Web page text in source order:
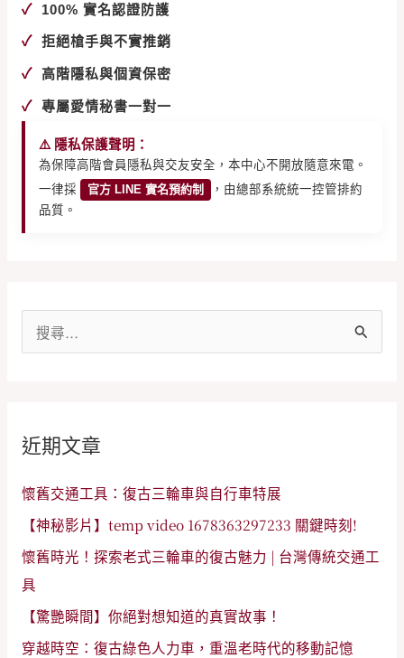
✓ 100% 實名認證防護
✓ 拒絕槍手與不實推銷
✓ 高階隱私與個資保密
✓ 專屬愛情秘書一對一
⚠️ 隱私保護聲明：
為保障高階會員隱私與交友安全，本中心不開放隨意來電。
一律採
官方 LINE 實名預約制
，由總部系統統一控管排約
品質。
字
近期文章
懷舊交通工具：復古三輪車與自行車特展
【神秘影片】temp video 1678363297233 關鍵時刻!
懷舊時光！探索老式三輪車的復古魅力 | 台灣傳統交通工
具
【驚艷瞬間】你絕對想知道的真實故事！
穿越時空：復古綠色人力車，重溫老時代的移動記憶